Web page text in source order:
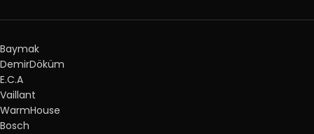
Baymak
DemirDöküm
E.C.A
Vaillant
WarmHouse
Bosch